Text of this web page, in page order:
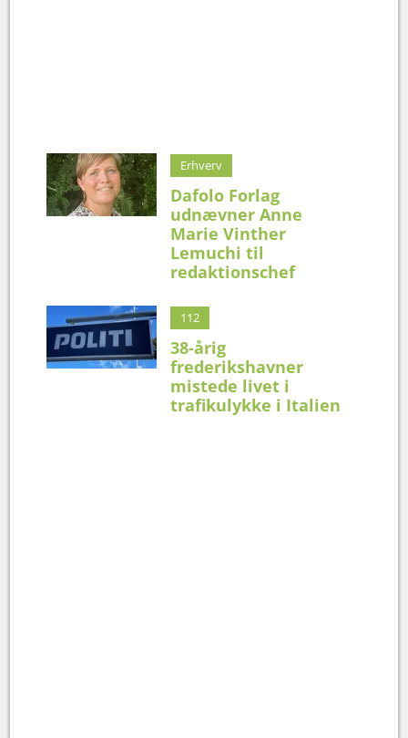
Erhverv
Dafolo Forlag
udnævner Anne
Marie Vinther
Lemuchi til
redaktionschef
112
38-årig
frederikshavner
mistede livet i
trafikulykke i Italien